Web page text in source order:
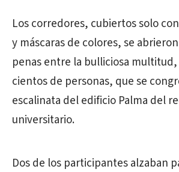
Los corredores, cubiertos solo
y máscaras de colores, se
penas entre la bulliciosa
cientos de personas, que se
escalinata del edificio Palma del
universitario.
Dos de los participantes alzaban